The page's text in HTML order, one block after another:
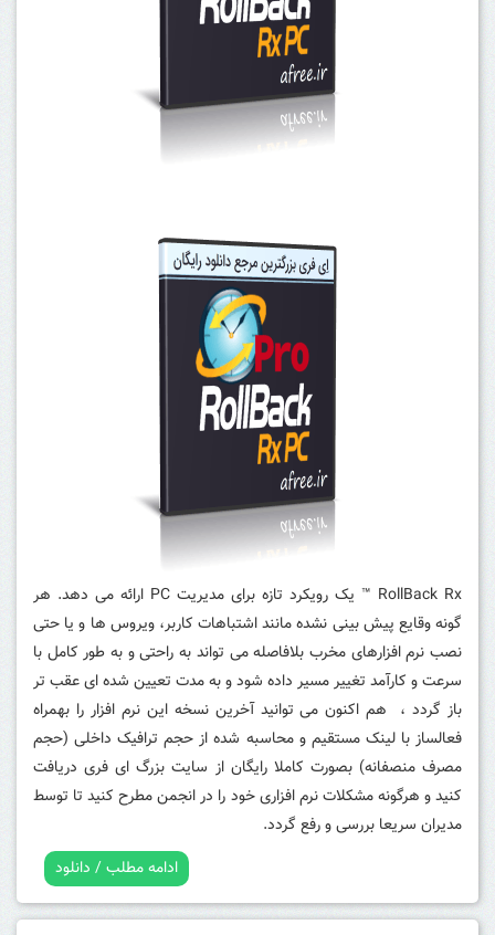
RollBack Rx ™ یک رویکرد تازه برای مدیریت PC ارائه می دهد.
هر
گونه وقایع پیش بینی نشده مانند اشتباهات کاربر، ویروس ها و یا حتی
نصب نرم افزارهای مخرب بلافاصله می تواند به راحتی و به طور کامل با
سرعت و کارآمد تغییر مسیر داده شود و به مدت تعیین شده ای عقب تر
باز گردد ، هم اکنون می توانید آخرین نسخه این نرم افزار را بهمراه
فعالساز با لینک مستقیم و محاسبه شده از حجم ترافیک داخلی (حجم
مصرف منصفانه) بصورت کاملا رایگان از سایت بزرگ ای فری دریافت
کنید و هرگونه مشکلات نرم افزاری خود را در انجمن مطرح کنید تا توسط
مدیران سریعا بررسی و رفع گردد.
ادامه مطلب / دانلود